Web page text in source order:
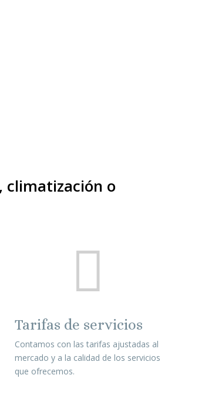
climatización o

Tarifas de servicios
Contamos con las tarifas ajustadas al
mercado y a la calidad de los servicios
que ofrecemos.